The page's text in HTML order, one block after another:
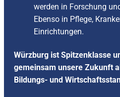
werden in Forschung
Ebenso in Pflege,
Einrichtungen.
Würzburg ist Spitzenklasse
gemeinsam unsere Zukunft
Bildungs- und